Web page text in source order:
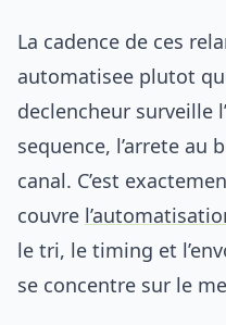
La cadence de ces
automatisee plutot
declencheur surveille
sequence, l’arrete au
canal. C’est
couvre
le tri, le timing et
se concentre sur le